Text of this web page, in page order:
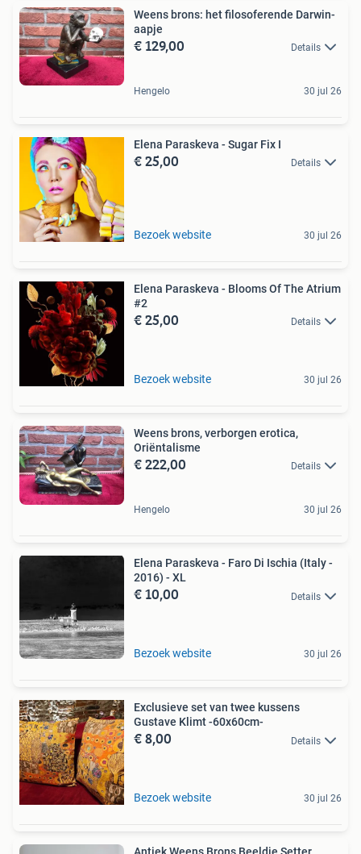
Weens brons: het filosoferende Darwin-
aapje
€ 129,00 Details
Hengelo 30 jul 26
Elena Paraskeva - Sugar Fix I
€ 25,00 Details
Bezoek website 30 jul 26
Elena Paraskeva - Blooms Of The Atrium
#2
€ 25,00 Details
Bezoek website 30 jul 26
Weens brons, verborgen erotica,
Oriëntalisme
€ 222,00 Details
Hengelo 30 jul 26
Elena Paraskeva - Faro Di Ischia (Italy -
2016) - XL
€ 10,00 Details
Bezoek website 30 jul 26
Exclusieve set van twee kussens
Gustave Klimt -60x60cm-
€ 8,00 Details
Bezoek website 30 jul 26